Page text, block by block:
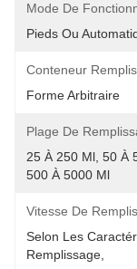
Mode De
Pieds Ou
Conteneur
Forme Arbitraire
Plage De
25 À 250 Ml, 50 À
500 À 5000 Ml
Vitesse De
Selon Les
Remplissage,